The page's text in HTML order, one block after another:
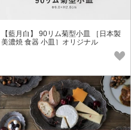
【藍月白】 90リム菊型小皿 ［日本製
美濃焼 食器 小皿］オリジナル